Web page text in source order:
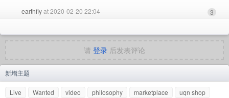
earthflyat 2020-02-20 22:04 3
请 登录 后发表评论
新增主题
Live Wanted video philosophy marketplace uqn shop